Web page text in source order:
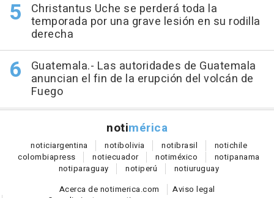
Christantus Uche se perderá toda la
temporada por una grave lesión en su rodilla
derecha
Guatemala.- Las autoridades de Guatemala
anuncian el fin de la erupción del volcán de
Fuego
notimérica
noticiargentina notibolivia notibrasil notichile
colombiapress notiecuador notiméxico notipanama
notiparaguay notiperú notiuruguay
Acerca de notimerica.com
Aviso legal